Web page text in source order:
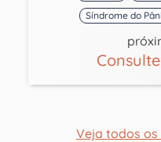
Síndrome do
Veja todos